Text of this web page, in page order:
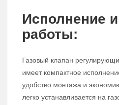
Исполнение
работы:
Газовый клапан
имеет компактное
удобство монтажа и
легко устанавливается на